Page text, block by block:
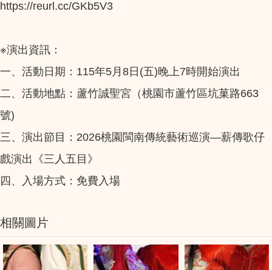
https://reurl.cc/GKb5V3
※演出資訊：
一、活動日期：115年5月8日(五)晚上7時開始演出
二、活動地點：蘆竹誠聖宮（桃園市蘆竹區坑菓路663
號)
三、演出節目：2026桃園閩南傳統藝術巡演—薪傳歌仔
戲演出《三人五目》
四、入場方式：免費入場
相關圖片